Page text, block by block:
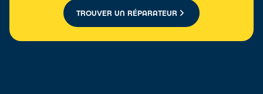
TROUVER UN RÉPARATEUR